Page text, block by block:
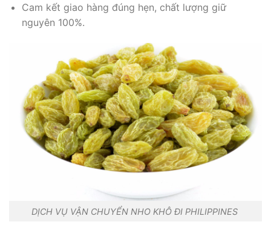
Cam kết giao hàng đúng hẹn, chất lượng giữ
nguyên 100%.
DỊCH VỤ VẬN CHUYỂN NHO KHÔ ĐI PHILIPPINES